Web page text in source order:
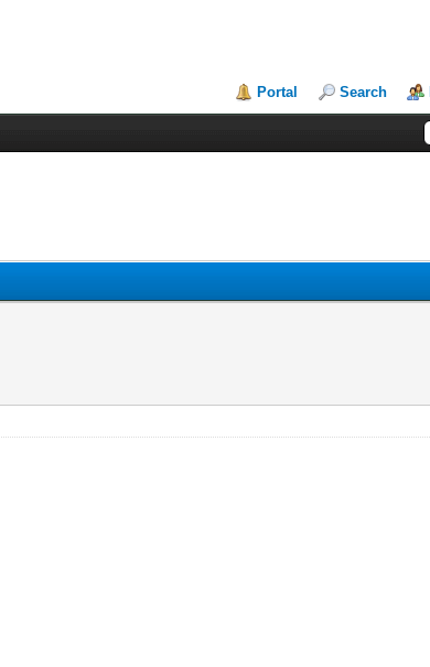
Portal Search